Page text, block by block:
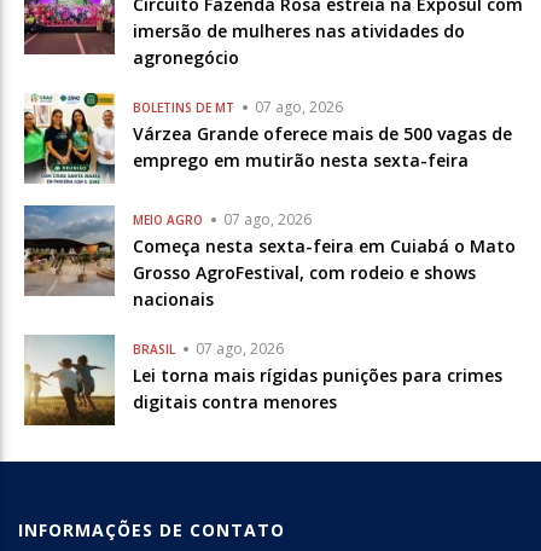
Circuito Fazenda Rosa estreia na Exposul com
imersão de mulheres nas atividades do
agronegócio
BOLETINS DE MT 07 ago, 2026
Várzea Grande oferece mais de 500 vagas de
emprego em mutirão nesta sexta-feira
MEIO AGRO 07 ago, 2026
Começa nesta sexta-feira em Cuiabá o Mato
Grosso AgroFestival, com rodeio e shows
nacionais
BRASIL 07 ago, 2026
Lei torna mais rígidas punições para crimes
digitais contra menores
INFORMAÇÕES DE CONTATO